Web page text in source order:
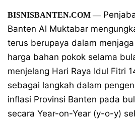
BISNISBANTEN.COM—
Banten Al Muktabar
terus berupaya dalam
harga bahan pokok selama
menjelang Hari Raya Idul Fitri
sebagai langkah dalam
inflasi Provinsi Banten pada
secara Year-on-Year (y-o-y)